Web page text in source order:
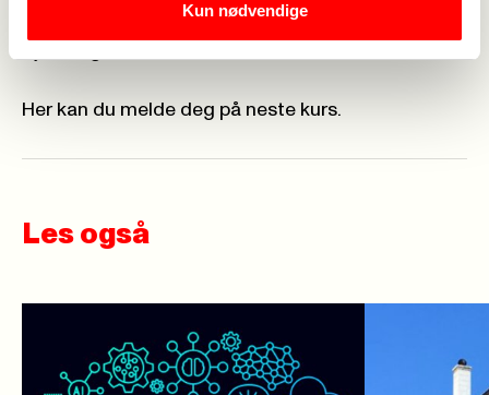
Kun nødvendige
Fagforbundet Pleie og Omsorgs lokaler i Jens
Her kan du melde deg på neste kurs.
Les også